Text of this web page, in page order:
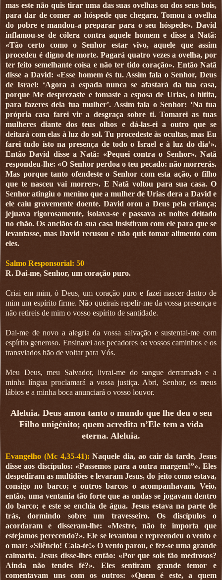
mas este não quis tirar uma das suas ovelhas ou dos seus bois,
para dar de comer ao hóspede que chegara. Tomou a ovelha
do pobre e mandou-a preparar para o seu hóspede». David
inflamou-se de cólera contra aquele homem e disse a Natã:
«Tão certo como o Senhor estar vivo, aquele que assim
procedeu é digno de morte. Pagará quatro vezes a ovelha, por
ter feito semelhante coisa e não ter tido coração». Então Natã
disse a David: «Esse homem és tu. Assim fala o Senhor, Deus
de Israel: ‘Agora a espada nunca se afastará da tua casa,
porque Me desprezaste e tomaste a esposa de Urias, o hitita,
para fazeres dela tua mulher’. Assim fala o Senhor: ‘Na tua
própria casa farei vir a desgraça sobre ti. Tomarei as tuas
mulheres diante dos teus olhos e dá-las-ei a outro que se
deitará com elas à luz do sol. Tu procedeste às ocultas, mas Eu
farei tudo isto na presença de todo o Israel e à luz do dia’».
Então David disse a Natã: «Pequei contra o Senhor». Natã
respondeu-lhe: «O Senhor perdoa o teu pecado: não morrerás.
Mas porque tanto ofendeste o Senhor com esta ação, o filho
que te nasceu vai morrer». E Natã voltou para sua casa. O
Senhor atingiu o menino que a mulher de Urias dera a David e
ele caiu gravemente doente. David orou a Deus pela criança;
jejuava rigorosamente, isolava-se e passava as noites deitado
no chão. Os anciãos da sua casa insistiram com ele para que se
levantasse, mas David recusou e não quis tomar alimento com
eles.
Salmo Responsorial: 50
R. Dai-me, Senhor, um coração puro.
Criai em mim, ó Deus, um coração puro e fazei nascer dentro de
mim um espírito firme. Não queirais repelir-me da vossa presença e
não retireis de mim o vosso espírito de santidade.
Dai-me de novo a alegria da vossa salvação e sustentai-me com
espírito generoso. Ensinarei aos pecadores os vossos caminhos e os
transviados hão de voltar para Vós.
Meu Deus, meu Salvador, livrai-me do sangue derramado e a
minha língua proclamará a vossa justiça. Abri, Senhor, os meus
lábios e a minha boca anunciará o vosso louvor.
Aleluia. Deus amou tanto o mundo que lhe deu o seu
Filho unigénito; quem acredita n’Ele tem a vida
eterna. Aleluia.
Evangelho (Mc 4,35-41):Naquele dia, ao cair da tarde, Jesus
disse aos discípulos: «Passemos para a outra margem!”». Eles
despediram as multidões e levaram Jesus, do jeito como estava,
consigo no barco; e outros barcos o acompanhavam. Veio,
então, uma ventania tão forte que as ondas se jogavam dentro
do barco; e este se enchia de água. Jesus estava na parte de
trás, dormindo sobre um travesseiro. Os discípulos o
acordaram e disseram-lhe: «Mestre, não te importa que
estejamos perecendo?». Ele se levantou e repreendeu o vento e
o mar: «Silêncio! Cala-te!» O vento parou, e fez-se uma grande
calmaria. Jesus disse-lhes então: «Por que sois tão medrosos?
Ainda não tendes fé?». Eles sentiram grande temor e
comentavam uns com os outros: «Quem é este, a quem